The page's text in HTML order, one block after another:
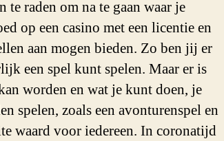
te raden om na te gaan waar je
op een casino met een licentie en
aan mogen bieden. Zo ben jij er
een spel kunt spelen. Maar er is
worden en wat je kunt doen, je
spelen, zoals een avonturenspel en
waard voor iedereen. In coronatijd